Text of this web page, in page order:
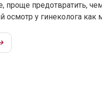
проще предотвратить,
осмотр у гинеколога как